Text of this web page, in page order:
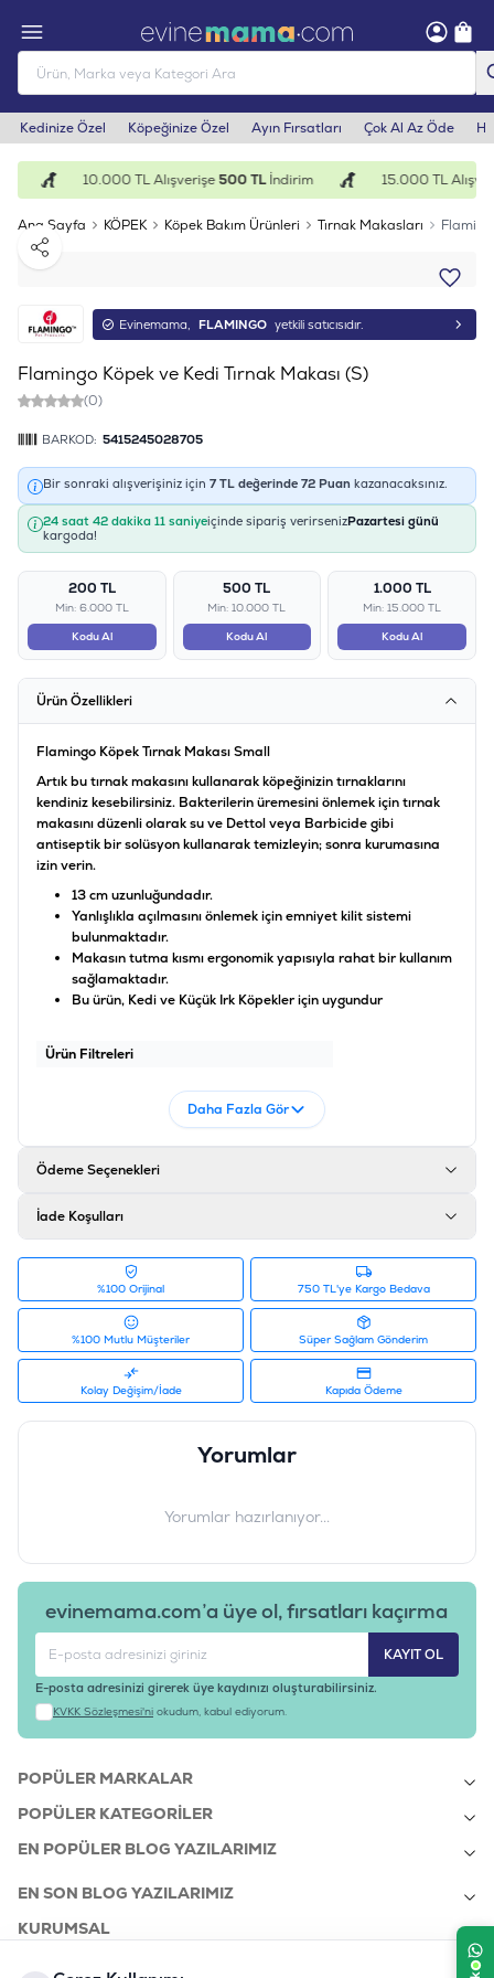
Kedinize Özel Köpeğinize Özel Ayın Fırsatları Çok Al Az Öde
10.000 TL Alışverişe500 TLİndirim 15.000 TL
Ana Sayfa KÖPEK Köpek Bakım Ürünleri Tırnak Makasları
Paylaş
Evinemama, FLAMINGO yetkili satıcısıdır.
Flamingo Köpek ve Kedi Tırnak Makası (S)
(0)
BARKOD: 5415245028705
Bir sonraki alışverişiniz için 7TL değerinde 72 Puan kazanacaksınız.
24 saat 42 dakika 11 saniyeiçinde sipariş verirsenizPazartesi günü
kargoda!
200 TL
Min: 6.000 TL
Kodu Al
500 TL
Min: 10.000 TL
Kodu Al
1.000 TL
Min: 15.000 TL
Kodu Al
Ürün Özellikleri
Flamingo Köpek Tırnak Makası Small
Artık bu tırnak makasını kullanarak köpeğinizin tırnaklarını
kendiniz kesebilirsiniz. Bakterilerin üremesini önlemek için tırnak
makasını düzenli olarak su ve Dettol veya Barbicide gibi
antiseptik bir solüsyon kullanarak temizleyin; sonra kurumasına
izin verin.
13 cm uzunluğundadır.
Yanlışlıkla açılmasını önlemek için emniyet kilit sistemi
bulunmaktadır.
Makasın tutma kısmı ergonomik yapısıyla rahat bir kullanım
sağlamaktadır.
Bu ürün, Kedi ve Küçük Irk Köpekler için uygundur
Ürün Filtreleri
Tedarikçi Ürün Kodu
: 240-1030252
Daha Fazla Gör
Ödeme Seçenekleri
İade Koşulları
%100 Orijinal 750 TL'ye Kargo Bedava
%100 Mutlu Müşteriler Süper Sağlam Gönderim
Kolay Değişim/İade Kapıda Ödeme
Yorumlar
Yorumlar hazırlanıyor...
evinemama.com’a üye ol, fırsatları kaçırma
KAYIT OL
E-posta adresinizi girerek üye kaydınızı oluşturabilirsiniz.
KVKK Sözleşmesi'ni okudum, kabul ediyorum.
POPÜLER MARKALAR
POPÜLER KATEGORILER
EN POPÜLER BLOG YAZILARIMIZ
EN SON BLOG YAZILARIMIZ
KURUMSAL